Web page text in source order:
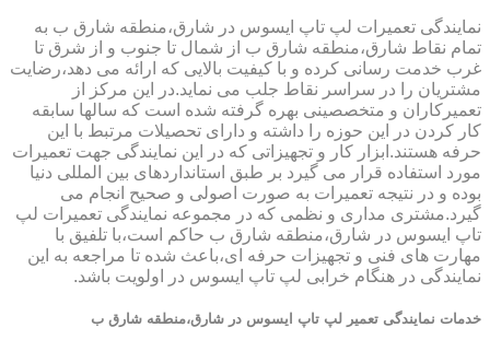
نمایندگی تعمیرات لپ تاپ ایسوس در شارق،منطقه شارق ب به
تمام نقاط شارق،منطقه شارق ب از شمال تا جنوب و از شرق تا
غرب خدمت رسانی کرده و با کیفیت بالایی که ارائه می دهد،رضایت
مشتریان را در سراسر نقاط جلب می نماید.در این مرکز از
تعمیرکاران و متخصصینی بهره گرفته شده است که سالها سابقه
کار کردن در این حوزه را داشته و دارای تحصیلات مرتبط با این
حرفه هستند.ابزار کار و تجهیزاتی که در این نمایندگی جهت تعمیرات
مورد استفاده قرار می گیرد بر طبق استانداردهای بین المللی دنیا
بوده و در نتیجه تعمیرات به صورت اصولی و صحیح انجام می
گیرد.مشتری مداری و نظمی که در مجموعه نمایندگی تعمیرات لپ
تاپ ایسوس در شارق،منطقه شارق ب حاکم است،با تلفیق با
مهارت های فنی و تجهیزات حرفه ای،باعث شده تا مراجعه به این
نمایندگی در هنگام خرابی لپ تاپ ایسوس در اولویت باشد.
خدمات نمایندگی تعمیر لپ تاپ ایسوس در شارق،منطقه شارق ب